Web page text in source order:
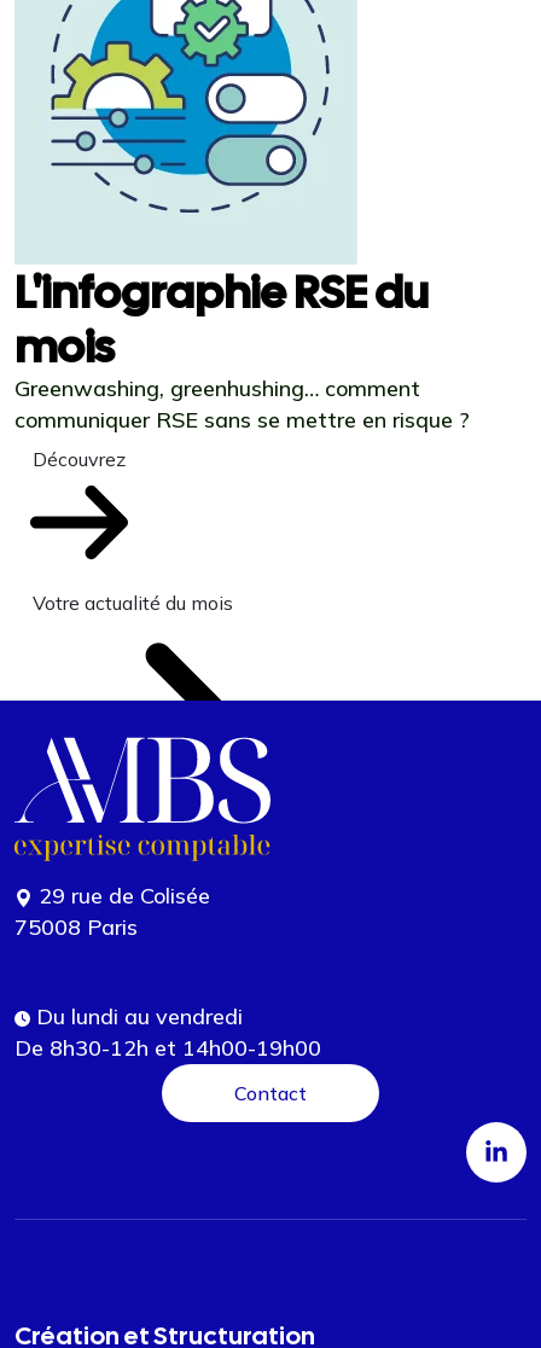
L'infographie RSE du
mois
Greenwashing, greenhushing… comment
communiquer RSE sans se mettre en risque ?
Découvrez
Votre actualité du mois
29 rue de Colisée
75008 Paris
Du lundi au vendredi
De 8h30-12h et 14h00-19h00
Contact
Création et Structuration